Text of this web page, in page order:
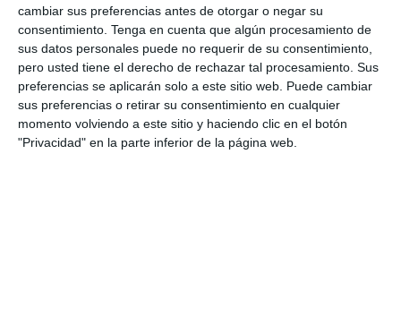
cambiar sus preferencias antes de otorgar o negar su
consentimiento. Tenga en cuenta que algún procesamiento de
sus datos personales puede no requerir de su consentimiento,
pero usted tiene el derecho de rechazar tal procesamiento. Sus
preferencias se aplicarán solo a este sitio web. Puede cambiar
sus preferencias o retirar su consentimiento en cualquier
momento volviendo a este sitio y haciendo clic en el botón
"Privacidad" en la parte inferior de la página web.